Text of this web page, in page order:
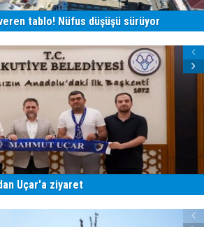
tablo! Nüfus düşüşü sürüyor
Uçar'a ziyaret